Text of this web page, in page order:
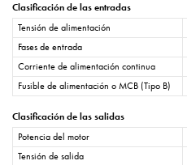
Clasificación de las entradas
Tensión de alimentación
Fases de entrada
Corriente de alimentación continua
Fusible de alimentación o MCB (Tipo B)
Clasificación de las salidas
Potencia del motor
Tensión de salida